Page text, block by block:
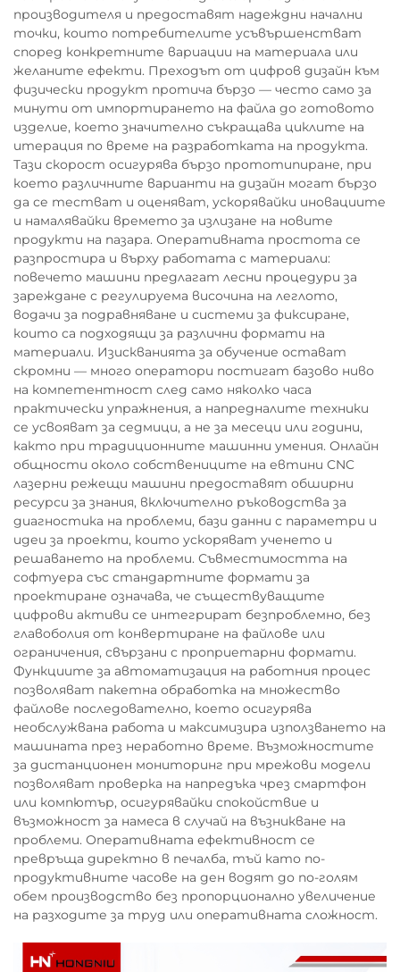
производителя и предоставят надеждни начални
точки, които потребителите усъвършенстват
според конкретните вариации на материала или
желаните ефекти. Преходът от цифров дизайн към
физически продукт протича бързо — често само за
минути от импортирането на файла до готовото
изделие, което значително съкращава циклите на
итерация по време на разработката на продукта.
Тази скорост осигурява бързо прототипиране, при
което различните варианти на дизайн могат бързо
да се тестват и оценяват, ускорявайки иновациите
и намалявайки времето за излизане на новите
продукти на пазара. Оперативната простота се
разпростира и върху работата с материали:
повечето машини предлагат лесни процедури за
зареждане с регулируема височина на леглото,
водачи за подравняване и системи за фиксиране,
които са подходящи за различни формати на
материали. Изискванията за обучение остават
скромни — много оператори постигат базово ниво
на компетентност след само няколко часа
практически упражнения, а напредналите техники
се усвояват за седмици, а не за месеци или години,
както при традиционните машинни умения. Онлайн
общности около собствениците на евтини CNC
лазерни режещи машини предоставят обширни
ресурси за знания, включително ръководства за
диагностика на проблеми, бази данни с параметри и
идеи за проекти, които ускоряват ученето и
решаването на проблеми. Съвместимостта на
софтуера със стандартните формати за
проектиране означава, че съществуващите
цифрови активи се интегрират безпроблемно, без
главоболия от конвертиране на файлове или
ограничения, свързани с проприетарни формати.
Функциите за автоматизация на работния процес
позволяват пакетна обработка на множество
файлове последователно, което осигурява
необслужвана работа и максимизира използването на
машината през неработно време. Възможностите
за дистанционен мониторинг при мрежови модели
позволяват проверка на напредъка чрез смартфон
или компютър, осигурявайки спокойствие и
възможност за намеса в случай на възникване на
проблеми. Оперативната ефективност се
превръща директно в печалба, тъй като по-
продуктивните часове на ден водят до по-голям
обем производство без пропорционално увеличение
на разходите за труд или оперативната сложност.